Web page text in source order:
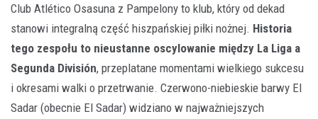
Club Atlético Osasuna z Pampelony to klub, który od dekad
stanowi integralną część hiszpańskiej piłki nożnej. Historia
tego zespołu to nieustanne oscylowanie między La Liga a
Segunda División, przeplatane momentami wielkiego sukcesu
i okresami walki o przetrwanie. Czerwono-niebieskie barwy El
Sadar (obecnie El Sadar) widziano w najważniejszych